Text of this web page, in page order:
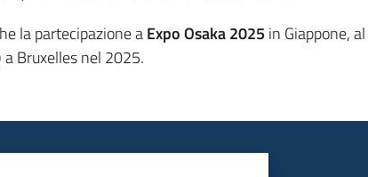
la partecipazione aExpo Osaka 2025 in Giappone, al
a Bruxelles nel 2025.